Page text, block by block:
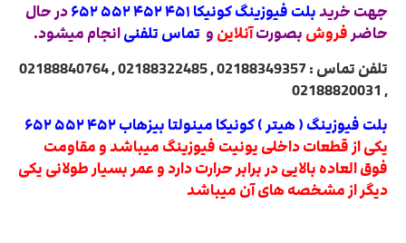
جهت خریدبلت فیوزینگ کونیکا ۴۵۱ ۴۵۲ ۵۵۲ ۶۵۲
در حال
حاضرفروش بصورتآنلاین و تماس تلفنیانجام میشود.
تلفن تماس : 02188349357 , 02188322485 , 02188840764
, 02188820031
بلت فیوزینگ ( هیتر ) کونیکا مینولتا بیزهاب ۴۵۲ ۵۵۲ ۶۵۲
یکی از قطعات داخلی یونیت فیوزینگ میباشد و مقاومت
فوق العاده بالایی در برابر حرارت دارد و عمر بسیار طولانی یکی
دیگر از مشخصه های آن میباشد